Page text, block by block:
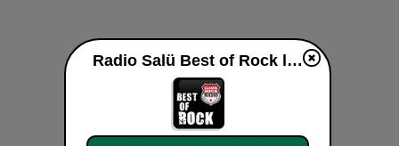
Radio Salü Best of Rock live